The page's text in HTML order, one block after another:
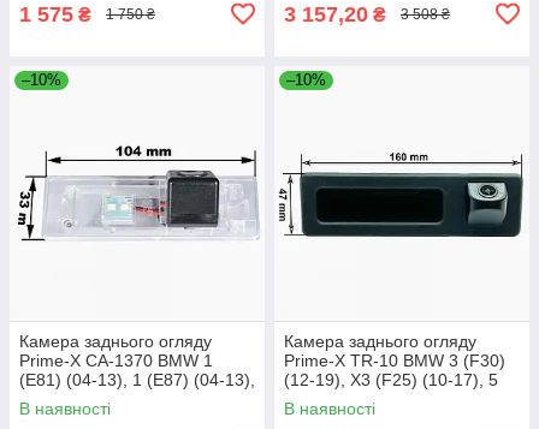
1 575 ₴ 1 750 ₴ 3 157,20 ₴ 3 508 ₴
–10%
Камера заднього огляду
Prime-X CA-1370 BMW 1
(E81) (04-13), 1 (E87) (04-13),
1 (F20) (13-17), Z4 (E89) (09-
16), 6
В наявності
–10%
Камера заднього огляду
Prime-X TR-10 BMW 3 (F30)
(12-19), X3 (F25) (10-17), 5
(F10/F11/F07) (10-17)
В наявності